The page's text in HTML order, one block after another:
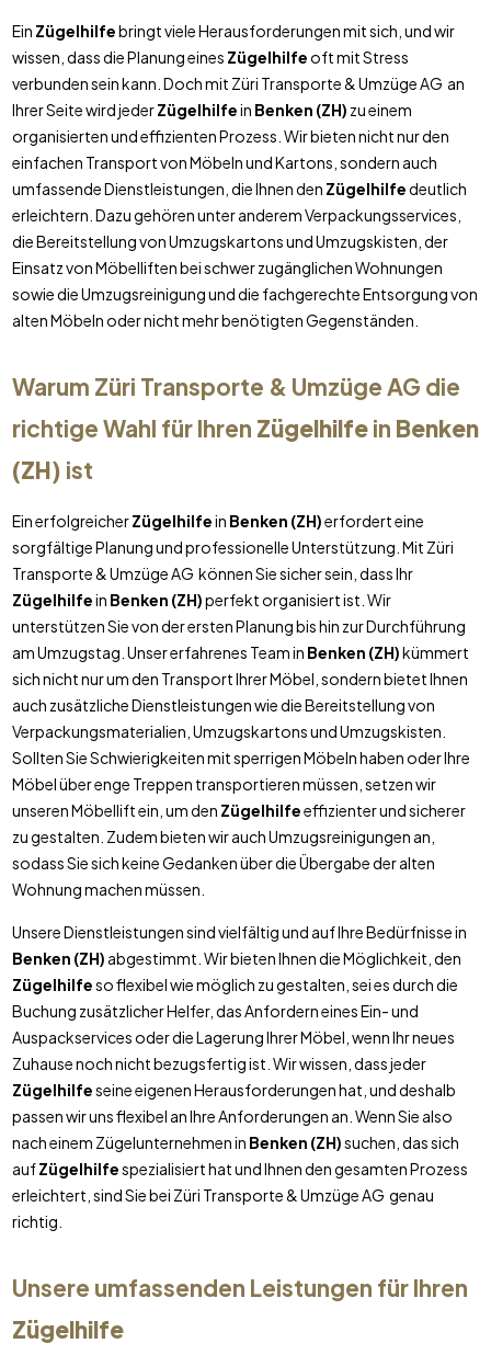
Ein Zügelhilfebringt viele Herausforderungen mit sich, und wir
wissen, dass die Planung eines Zügelhilfeoft mit Stress
verbunden sein kann. Doch mit Züri Transporte & Umzüge AG an
Ihrer Seite wird jederZügelhilfein Benken (ZH) zu einem
organisierten und effizienten Prozess. Wir bieten nicht nur den
einfachen Transport von Möbeln und Kartons, sondern auch
umfassende Dienstleistungen, die Ihnen den Zügelhilfedeutlich
erleichtern. Dazu gehören unter anderem Verpackungsservices,
die Bereitstellung von Umzugskartons und Umzugskisten, der
Einsatz von Möbelliften bei schwer zugänglichen Wohnungen
sowie die Umzugsreinigung und die fachgerechte Entsorgung von
alten Möbeln oder nicht mehr benötigten Gegenständen.
Warum Züri Transporte & Umzüge AG die
richtige Wahl für Ihren Zügelhilfein Benken
(ZH) ist
Ein erfolgreicherZügelhilfein Benken (ZH)erfordert eine
sorgfältige Planung und professionelle Unterstützung. Mit Züri
Transporte & Umzüge AG können Sie sicher sein, dass Ihr
Zügelhilfein Benken (ZH)perfekt organisiert ist. Wir
unterstützen Sie von der ersten Planung bis hin zur Durchführung
am Umzugstag. Unser erfahrenes Team in Benken (ZH)kümmert
sich nicht nur um den Transport Ihrer Möbel, sondern bietet Ihnen
auch zusätzliche Dienstleistungen wie die Bereitstellung von
Verpackungsmaterialien, Umzugskartons und Umzugskisten.
Sollten Sie Schwierigkeiten mit sperrigen Möbeln haben oder Ihre
Möbel über enge Treppen transportieren müssen, setzen wir
unseren Möbellift ein, um den Zügelhilfeeffizienter und sicherer
zu gestalten. Zudem bieten wir auch Umzugsreinigungen an,
sodass Sie sich keine Gedanken über die Übergabe der alten
Wohnung machen müssen.
Unsere Dienstleistungen sind vielfältig und auf Ihre Bedürfnisse in
Benken (ZH) abgestimmt. Wir bieten Ihnen die Möglichkeit, den
Zügelhilfeso flexibel wie möglich zu gestalten, sei es durch die
Buchung zusätzlicher Helfer, das Anfordern eines Ein- und
Auspackservices oder die Lagerung Ihrer Möbel, wenn Ihr neues
Zuhause noch nicht bezugsfertig ist. Wir wissen, dass jeder
Zügelhilfeseine eigenen Herausforderungen hat, und deshalb
passen wir uns flexibel an Ihre Anforderungen an. Wenn Sie also
nach einem Zügelunternehmen in Benken (ZH)suchen, das sich
aufZügelhilfespezialisiert hat und Ihnen den gesamten Prozess
erleichtert, sind Sie bei Züri Transporte & Umzüge AG genau
richtig.
Unsere umfassenden Leistungen für Ihren
Zügelhilfe